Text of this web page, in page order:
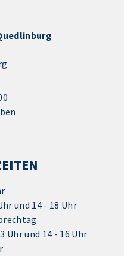
und 14 - 18 Uhr
Uhr und 14 - 16 Uhr